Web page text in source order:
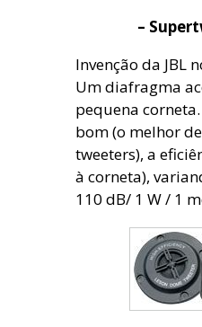
–
Invenção da JBL
Um diafragma
pequena
bom (o melhor
tweeters), a
à corneta),
110 dB/ 1 W / 1